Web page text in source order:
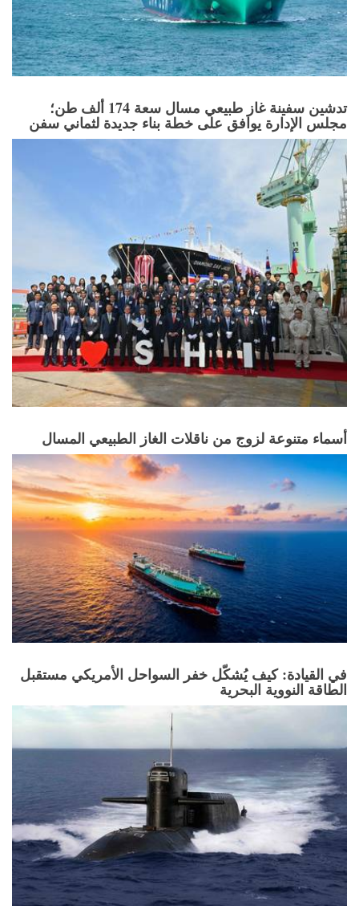
تدشين سفينة غاز طبيعي مسال سعة 174 ألف طن؛
مجلس الإدارة يوافق على خطة بناء جديدة لثماني سفن
أسماء متنوعة لزوج من ناقلات الغاز الطبيعي المسال
في القيادة: كيف يُشكّل خفر السواحل الأمريكي مستقبل
الطاقة النووية البحرية